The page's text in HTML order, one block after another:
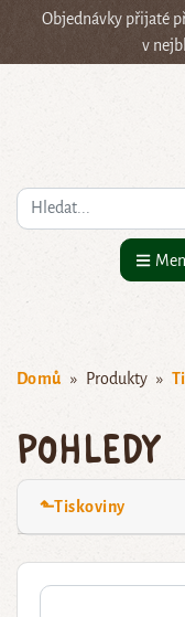
Objednávky přijaté
v
Co hledáte?
Domů Produkty
Pohledy
⬑Tiskoviny